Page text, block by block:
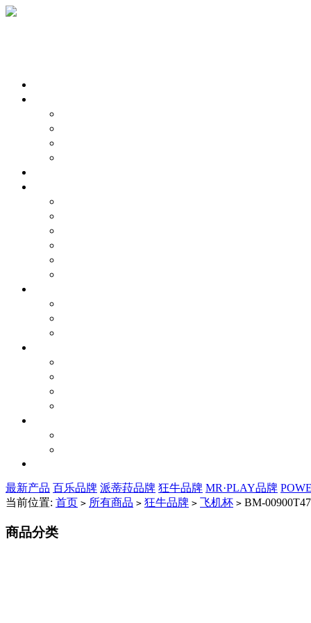
最新产品 百乐品牌 派蒂菈品牌 狂牛品牌 MR·PLAY品牌
当前位置: 首页 > 所有商品 > 狂牛品牌 > 飞机杯 > BM-
商品分类